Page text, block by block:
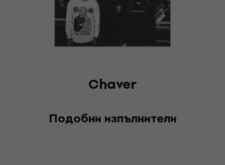
Chaver
Подобни изпълнители